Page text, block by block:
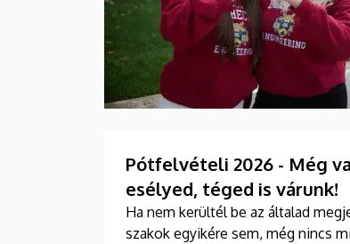
Pótfelvételi 2026 - Még
esélyed, téged is várunk!
Ha nem kerültél be az általad
szakok egyikére sem, még nincs